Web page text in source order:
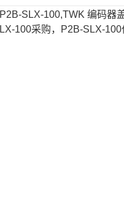
P2B-SLX-100,TWK 编码器
LX-100采购，P2B-SLX-100